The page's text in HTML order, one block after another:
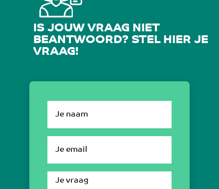
IS JOUW VRAAG NIET
BEANTWOORD? STEL HIER JE
VRAAG!